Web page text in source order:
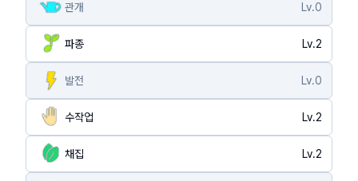
관개 Lv.0
파종 Lv.2
발전 Lv.0
수작업 Lv.2
채집 Lv.2